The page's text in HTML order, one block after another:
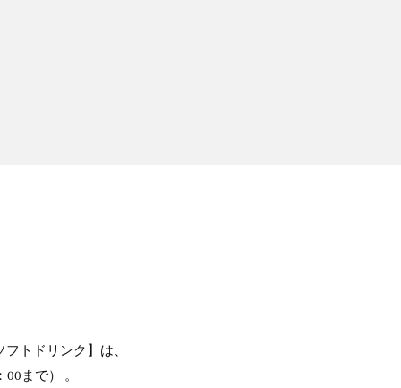
トドリンク】は、
まで） 。